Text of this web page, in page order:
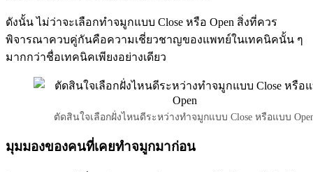
ดังนั้น ไม่ว่าจะเลือกทำจมูกแบบ Close หรือ Open สิ่งที่ควร
พิจารณาควบคู่กันคือความเชี่ยวชาญของแพทย์ในเทคนิคนั้น ๆ
มากกว่าชื่อเทคนิคเพียงอย่างเดียว
ตัดสินใจเลือกฝั่งไหนดีระหว่างทำจมูกแบบ Close หรือแบบ
มุมมองของคนที่เคยทำจมูกมาก่อน